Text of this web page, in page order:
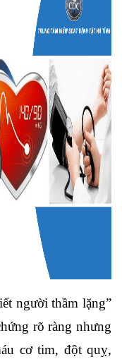
người thầm lặng”
rõ ràng nhưng
cơ tim, đột quỵ,